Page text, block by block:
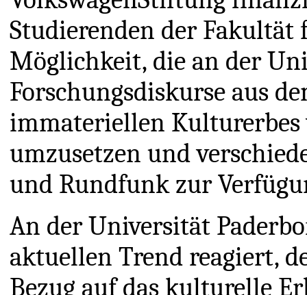
Studierenden der
Möglichkeit, die an der
Forschungsdiskurse aus
immateriellen
umzusetzen und
und Rundfunk zur
An der Universität
aktuellen Trend reagiert,
Bezug auf das kulturelle